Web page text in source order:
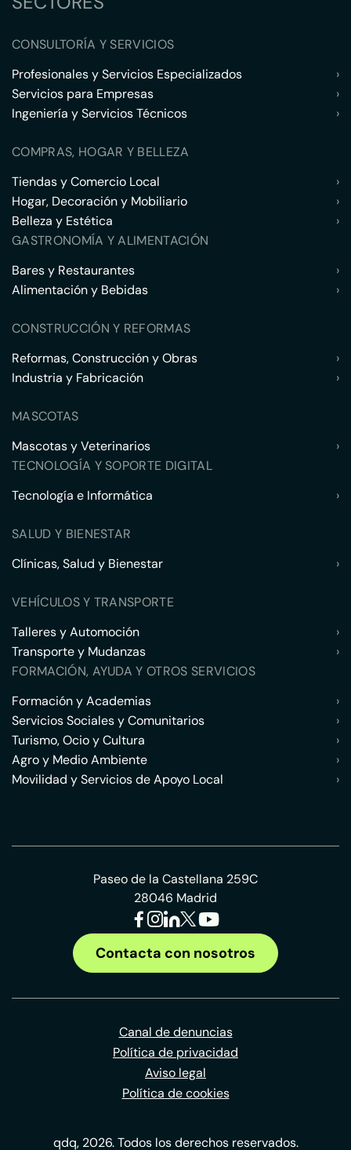
CONSULTORÍA Y SERVICIOS
Profesionales y Servicios Especializados
›
Servicios para Empresas
›
Ingeniería y Servicios Técnicos
›
COMPRAS, HOGAR Y BELLEZA
Tiendas y Comercio Local
›
Hogar, Decoración y Mobiliario
›
Belleza y Estética
›
GASTRONOMÍA Y ALIMENTACIÓN
Bares y Restaurantes
›
Alimentación y Bebidas
›
CONSTRUCCIÓN Y REFORMAS
Reformas, Construcción y Obras
›
Industria y Fabricación
›
MASCOTAS
Mascotas y Veterinarios
›
TECNOLOGÍA Y SOPORTE DIGITAL
Tecnología e Informática
›
SALUD Y BIENESTAR
Clínicas, Salud y Bienestar
›
VEHÍCULOS Y TRANSPORTE
Talleres y Automoción
›
Transporte y Mudanzas
›
FORMACIÓN, AYUDA Y OTROS SERVICIOS
Formación y Academias
›
Servicios Sociales y Comunitarios
›
Turismo, Ocio y Cultura
›
Agro y Medio Ambiente
›
Movilidad y Servicios de Apoyo Local
›
Paseo de la Castellana 259C
28046 Madrid
Contacta con nosotros
Canal de denuncias
Política de privacidad
Aviso legal
Política de cookies
qdq, 2026. Todos los derechos reservados.